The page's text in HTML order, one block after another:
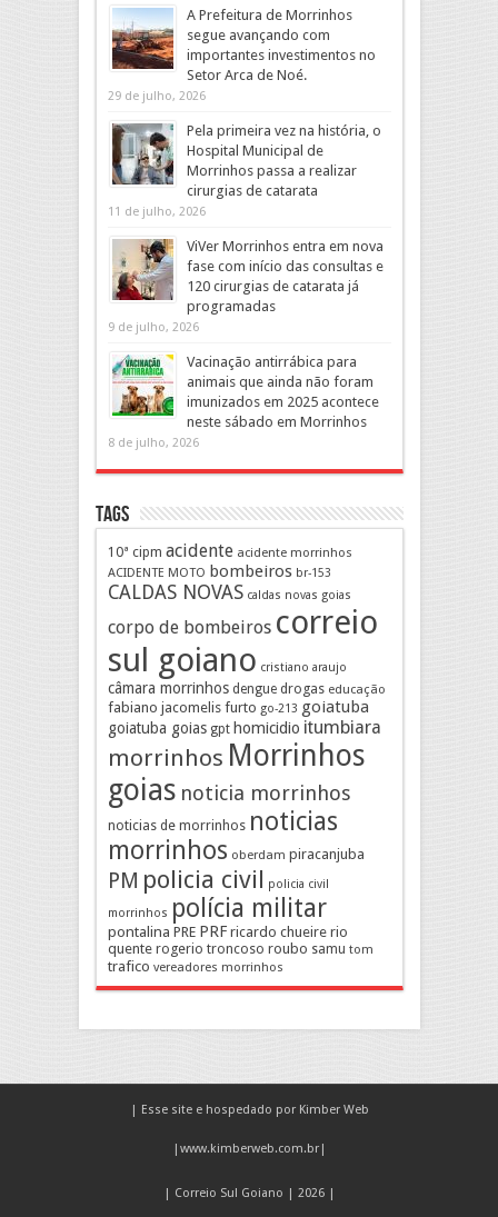
A Prefeitura de Morrinhos
segue avançando com
importantes investimentos no
Setor Arca de Noé.
29 de julho, 2026
Pela primeira vez na história, o
Hospital Municipal de
Morrinhos passa a realizar
cirurgias de catarata
11 de julho, 2026
ViVer Morrinhos entra em nova
fase com início das consultas e
120 cirurgias de catarata já
programadas
9 de julho, 2026
Vacinação antirrábica para
animais que ainda não foram
imunizados em 2025 acontece
neste sábado em Morrinhos
8 de julho, 2026
Tags
10ª cipm acidente acidente morrinhos
ACIDENTE MOTO bombeiros br-153
CALDAS NOVAS caldas novas goias
corpo de bombeiros correio
sul goiano cristiano araujo
câmara morrinhos dengue drogas educação
fabiano jacomelis furto go-213 goiatuba
goiatuba goias gpt homicidio itumbiara
morrinhos Morrinhos
goias noticia morrinhos
noticias de morrinhos noticias
morrinhos oberdam piracanjuba
PM policia civil policia civil
morrinhos polícia militar
pontalina PRE PRF ricardo chueire rio
quente rogerio troncoso roubo samu tom
trafico vereadores morrinhos
| Esse site e hospedado por Kimber Web
www.kimberweb.com.br|
| Correio Sul Goiano | 2026 |